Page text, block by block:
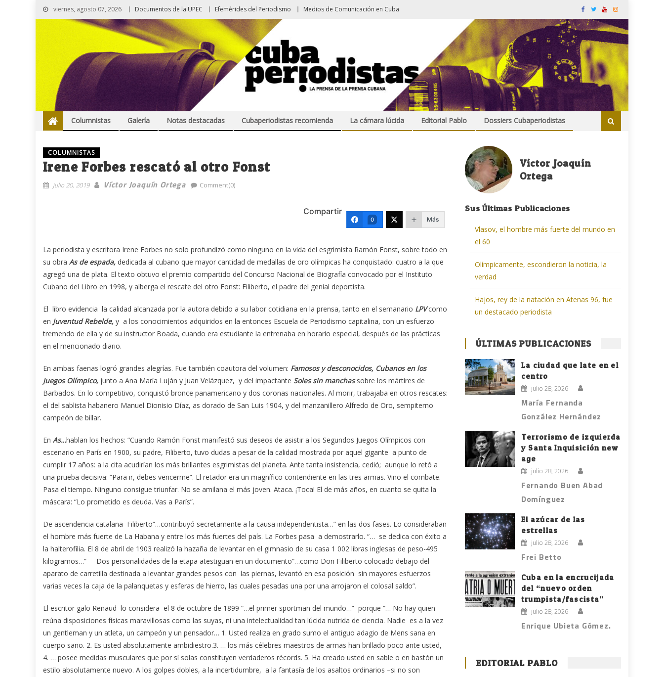
viernes, agosto 07, 2026 Documentos de la UPEC Efemérides del Periodismo Medios de Comunicación en Cuba
Columnistas Galería Notas destacadas Cubaperiodistas recomienda La cámara lúcida Editorial Pablo Dossiers Cubaperiodistas
COLUMNISTAS
Irene Forbes rescató al otro Fonst
julio 20, 2019 Víctor Joaquín Ortega Comment(0)
Compartir
0 Más
La periodista y escritora Irene Forbes no solo profundizó como ninguno en la vida del esgrimista Ramón Fonst, sobre todo en
su obra As de espada, dedicada al cubano que mayor cantidad de medallas de oro olímpicas ha conquistado: cuatro a la que
agregó una de plata. El texto obtuvo el premio compartido del Concurso Nacional de Biografía convocado por el Instituto
Cubano del Libro en 1998, y alberga el rescate del otro Fonst: Filiberto, el padre del genial deportista.
El libro evidencia la calidad alcanzada por la autora debido a su labor cotidiana en la prensa, tanto en el semanario LPVcomo
en Juventud Rebelde, y a los conocimientos adquiridos en la entonces Escuela de Periodismo capitalina, con un esfuerzo
tremendo de ella y de su instructor Boada, cuando era estudiante la entrenaba en horario especial, después de las prácticas
en el mencionado diario.
En ambas faenas logró grandes alegrías. Fue también coautora del volumen: Famosos y desconocidos, Cubanos en los
Juegos Olímpico, junto a Ana María Luján y Juan Velázquez, y del impactante Soles sin manchassobre los mártires de
Barbados. En lo competitivo, conquistó bronce panamericano y dos coronas nacionales. Al morir, trabajaba en otros rescates:
el del sablista habanero Manuel Dionisio Díaz, as dorado de San Luis 1904, y del manzanillero Alfredo de Oro, sempiterno
campeón de billar.
En As…hablan los hechos: “Cuando Ramón Fonst manifestó sus deseos de asistir a los Segundos Juegos Olímpicos con
escenario en París en 1900, su padre, Filiberto, tuvo dudas a pesar de la calidad mostrada por aquel gigante a punto de
cumplir 17 años: a la cita acudirían los más brillantes esgrimistas del planeta. Ante tanta insistencia, cedió; aunque lo retó a
una prueba decisiva: “Para ir, debes vencerme”. El retador era un magnífico contendiente en las tres armas. Vino el combate.
Pasa el tiempo. Ninguno consigue triunfar. No se amilana el más joven. Ataca. ¡Toca! El de más años, en cuanto se quita la
máscara: “Lo prometido es deuda. Vas a París”.
De ascendencia catalana Filiberto“…contribuyó secretamente a la causa independentista…” en las dos fases. Lo consideraban
el hombre más fuerte de La Habana y entre los más fuertes del país. La Forbes pasa a demostrarlo. “… se dedica con éxito a
la halterofilia. El 8 de abril de 1903 realizó la hazaña de levantar en el gimnasio de su casa 1 002 libras inglesas de peso-495
kilogramos…” Dos personalidades de la etapa atestiguan en un documento“…como Don Filiberto colocado debajo del
aparato de carretilla destinada a levantar grandes pesos con las piernas, levantó en esa posición sin mayores esfuerzos
varias veces la caja de la palanquetas y esferas de hierro, las cuales pesadas una por una arrojaron el colosal saldo”.
El escritor galo Renaud lo considera el 8 de octubre de 1899 “…el primer sportman del mundo…” porque “… No hay quien
reúna disposiciones físicas maravillosas como las suyas, ni una intelectualidad tan lúcida nutrida de ciencia. Nadie es a la vez
un gentleman y un atleta, un campeón y un pensador… 1. Usted realiza en grado sumo el antiguo adagio de Mens sana en
cuerpo sano. 2. Es usted absolutamente ambidiestro.3. … los más célebres maestros de armas han brillado poco ante usted,
4. … posee medidas musculares que por sí solas constituyen verdaderos récords. 5. Ha creado usted en sable o en bastón un
estilo absolutamente nuevo. A los golpes dobles, a la incertidumbre, a la fantasía de los asaltos ordinarios –si no son
Víctor Joaquín
Ortega
Sus Últimas Publicaciones
Vlasov, el hombre más fuerte del mundo en
el 60
Olímpicamente, escondieron la noticia, la
verdad
Hajos, rey de la natación en Atenas 96, fue
un destacado periodista
ÚLTIMAS PUBLICACIONES
La ciudad que late en el
centro
julio 28, 2026
María Fernanda
González Hernández
Terrorismo de izquierda
y Santa Inquisición new
age
julio 28, 2026
Fernando Buen Abad
Domínguez
El azúcar de las
estrellas
julio 28, 2026
Frei Betto
Cuba en la encrucijada
del “nuevo orden
trumpista/fascista”
julio 28, 2026
Enrique Ubieta Gómez.
EDITORIAL PABLO